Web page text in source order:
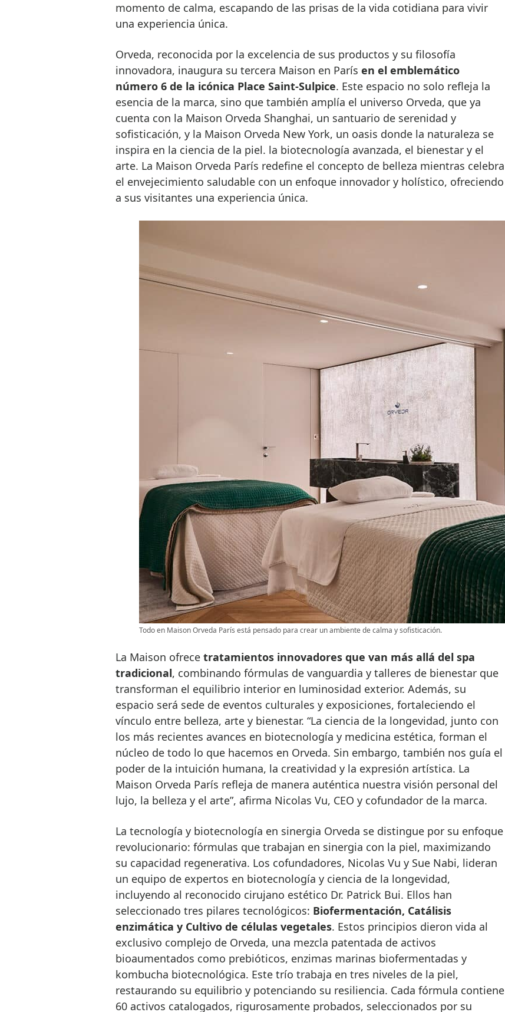
momento de calma, escapando de las prisas de la vida cotidiana para vivir
una experiencia única.
Orveda, reconocida por la excelencia de sus productos y su filosofía
innovadora, inaugura su tercera Maison en París en el emblemático
número 6 de la icónica Place Saint-Sulpice. Este espacio no solo refleja la
esencia de la marca, sino que también amplía el universo Orveda, que ya
cuenta con la Maison Orveda Shanghai, un santuario de serenidad y
sofisticación, y la Maison Orveda New York, un oasis donde la naturaleza se
inspira en la ciencia de la piel. la biotecnología avanzada, el bienestar y el
arte. La Maison Orveda París redefine el concepto de belleza mientras celebra
el envejecimiento saludable con un enfoque innovador y holístico, ofreciendo
a sus visitantes una experiencia única.
Todo en Maison Orveda París está pensado para crear un ambiente de calma y sofisticación.
La Maison ofrece tratamientos innovadores que van más allá del spa
tradicional, combinando fórmulas de vanguardia y talleres de bienestar que
transforman el equilibrio interior en luminosidad exterior. Además, su
espacio será sede de eventos culturales y exposiciones, fortaleciendo el
vínculo entre belleza, arte y bienestar. “La ciencia de la longevidad, junto con
los más recientes avances en biotecnología y medicina estética, forman el
núcleo de todo lo que hacemos en Orveda. Sin embargo, también nos guía el
poder de la intuición humana, la creatividad y la expresión artística. La
Maison Orveda Parı́s refleja de manera auténtica nuestra visión personal del
lujo, la belleza y el arte”, afirma Nicolas Vu, CEO y cofundador de la marca.
La tecnología y biotecnología en sinergia Orveda se distingue por su enfoque
revolucionario: fórmulas que trabajan en sinergia con la piel, maximizando
su capacidad regenerativa. Los cofundadores, Nicolas Vu y Sue Nabi, lideran
un equipo de expertos en biotecnología y ciencia de la longevidad,
incluyendo al reconocido cirujano estético Dr. Patrick Bui. Ellos han
seleccionado tres pilares tecnológicos: Biofermentación, Catálisis
enzimática y Cultivo de células vegetales. Estos principios dieron vida al
exclusivo complejo de Orveda, una mezcla patentada de activos
bioaumentados como prebióticos, enzimas marinas biofermentadas y
kombucha biotecnológica. Este trío trabaja en tres niveles de la piel,
restaurando su equilibrio y potenciando su resiliencia. Cada fórmula contiene
60 activos catalogados, rigurosamente probados, seleccionados por su